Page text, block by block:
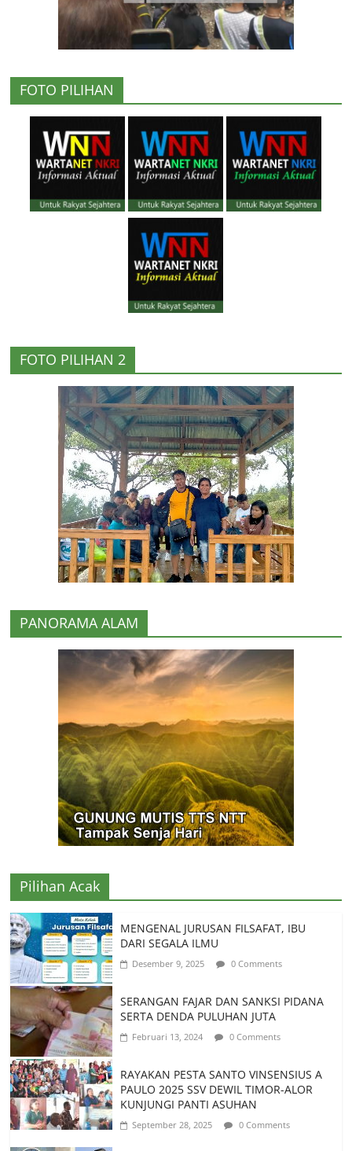
FOTO PILIHAN
FOTO PILIHAN 2
PANORAMA ALAM
Pilihan Acak
MENGENAL JURUSAN FILSAFAT, IBU
DARI SEGALA ILMU
Desember 9, 2025 0 Comments
SERANGAN FAJAR DAN SANKSI PIDANA
SERTA DENDA PULUHAN JUTA
Februari 13, 2024 0 Comments
RAYAKAN PESTA SANTO VINSENSIUS A
PAULO 2025 SSV DEWIL TIMOR-ALOR
KUNJUNGI PANTI ASUHAN
September 28, 2025 0 Comments